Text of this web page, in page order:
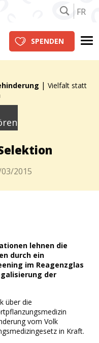
FR
SPENDEN
| Vielfalt statt
2015
lehnen die
durch ein
im Reagenzglas
der
über die
vom Volk
in Kraft.